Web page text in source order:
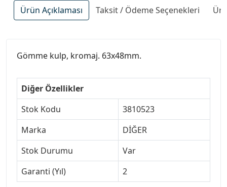
Ürün Açıklaması Taksit / Ödeme Seçenekleri
Gömme kulp, kromaj. 63x48mm.
Diğer Özellikler
Stok Kodu
3810523
Marka
DİĞER
Stok Durumu
Var
Garanti (Yıl)
2